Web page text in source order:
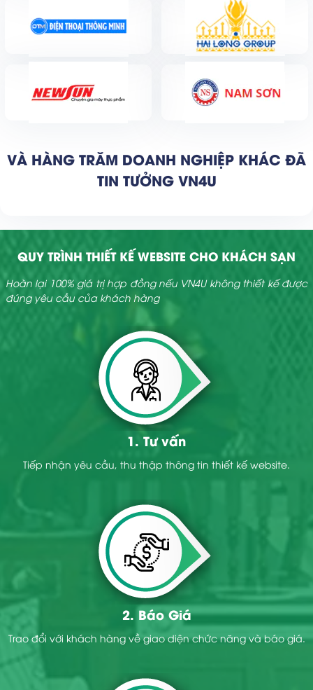
VÀ HÀNG TRĂM DOANH NGHIỆP KHÁC ĐÃ
TIN TƯỞNG VN4U
QUY TRÌNH THIẾT KẾ WEBSITE CHO KHÁCH SẠN
Hoàn lại 100% giá trị hợp đồng nếu VN4U không thiết kế được
đúng yêu cầu của khách hàng
1. Tư vấn
Tiếp nhận yêu cầu, thu thập thông tin thiết kế website.
2. Báo Giá
Trao đổi với khách hàng về giao diện chức năng và báo giá.